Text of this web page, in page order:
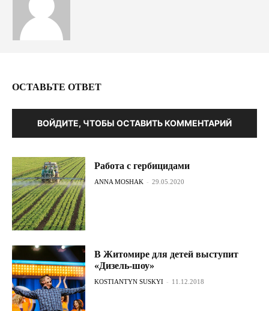
ОСТАВЬТЕ ОТВЕТ
ВОЙДИТЕ, ЧТОБЫ ОСТАВИТЬ КОММЕНТАРИЙ
Работа с гербицидами
ANNA MOSHAK - 29.05.2020
В Житомире для детей выступит
«Дизель-шоу»
KOSTIANTYN SUSKYI - 11.12.2018